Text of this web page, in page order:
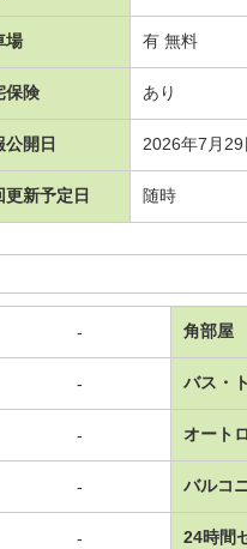
場 有 無料
保険 あり
公開日 2026年7月29
更新予定日 随時
- 角部屋
- バス・
- オート
- バルコ
- 24時間